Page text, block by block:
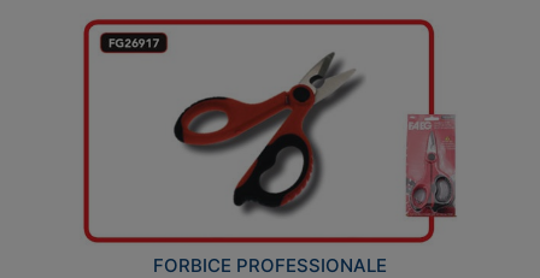
FORBICE PROFESSIONALE